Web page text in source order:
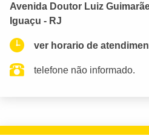
Avenida Doutor Luiz
Iguaçu - RJ
ver horario de
telefone não informado.